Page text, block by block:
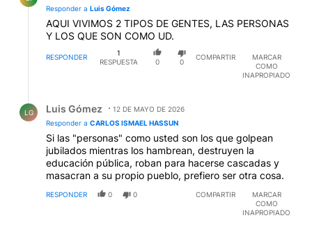
Responder a Luis Gómez
AQUI VIVIMOS 2 TIPOS DE GENTES, LAS PERSONAS
Y LOS QUE SON COMO UD.
RESPONDER
1
RESPUESTA
0 0
COMPARTIR
MARCAR
COMO
INAPROPIADO
LG Luis Gómez
12 DE MAYO DE 2026
Responder a CARLOS ISMAEL HASSUN
Si las "personas" como usted son los que golpean
jubilados mientras los hambrean, destruyen la
educación pública, roban para hacerse cascadas y
masacran a su propio pueblo, prefiero ser otra cosa.
RESPONDER 0 0 COMPARTIR
MARCAR
COMO
INAPROPIADO